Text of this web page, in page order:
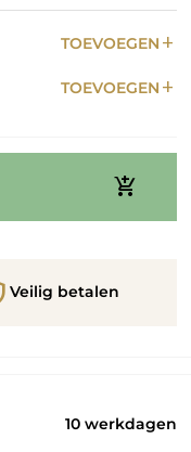
TOEVOEGEN add
TOEVOEGEN add
add_shopping_cart
Veilig betalen
10 werkdagen